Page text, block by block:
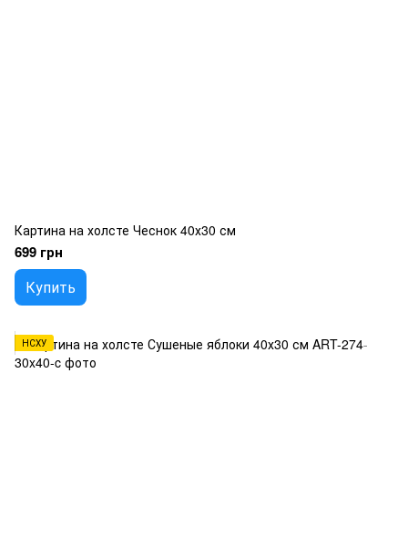
Картина на холсте Чеснок 40х30 см
699 грн
Купить
НСХУ